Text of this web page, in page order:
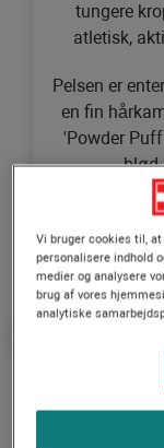
tungere
atletisk,
Pelsen er
en fin
'Powder
blød
Vi bruger cookies til,
personalisere indhold
medier og analysere
brug af vores
analytiske